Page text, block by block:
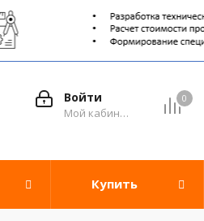
0
Войти
Мой кабинет
Купить